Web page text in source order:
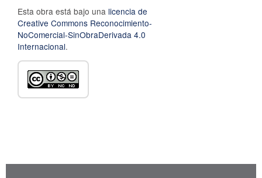
Esta obra está bajo una licencia de
Creative Commons Reconocimiento-
NoComercial-SinObraDerivada 4.0
Internacional.